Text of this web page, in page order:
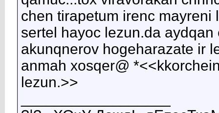
chen tirapetum irenc
sertel hayoc lezun.da
akunqnerov hogeharazate ir
anmah xosqer@
lezun.>>